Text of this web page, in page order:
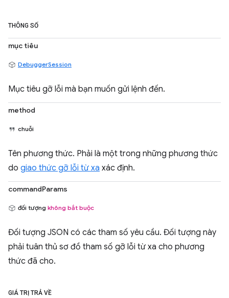
THÔNG SỐ
mục tiêu
DebuggerSession
Mục tiêu gỡ lỗi mà bạn muốn gửi lệnh đến.
method
chuỗi
Tên phương thức. Phải là một trong những phương thức
do giao thức gỡ lỗi từ xa xác định.
commandParams
đối tượng không bắt buộc
Đối tượng JSON có các tham số yêu cầu. Đối tượng này
phải tuân thủ sơ đồ tham số gỡ lỗi từ xa cho phương
thức đã cho.
GIÁ TRỊ TRẢ VỀ